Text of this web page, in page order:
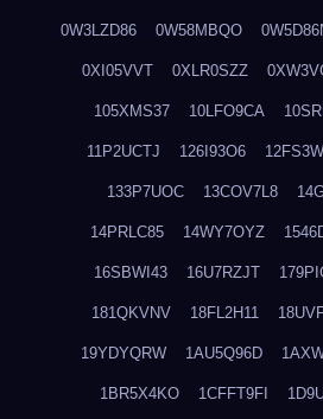
0W3LZD86 0W58MBQO
0XI05VVT 0XLR0SZZ
105XMS37 10LFO9CA
11P2UCTJ 126I93O6
133P7UOC 13COV7L8
14PRLC85 14WY7OYZ
16SBWI43 16U7RZJT
181QKVNV 18FL2H11
19YDYQRW 1AU5Q96D
1BR5X4KO 1CFFT9FI